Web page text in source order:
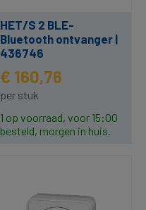
HET/S 2 BLE-
Bluetooth ontvanger |
436746
€ 160,76
per stuk
1 op voorraad, voor 15:00
besteld, morgen in huis.